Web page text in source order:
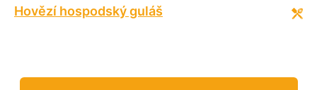
Hovězí hospodský guláš